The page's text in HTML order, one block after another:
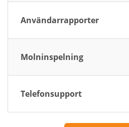
Användarrapporter
Molninspelning
Telefonsupport